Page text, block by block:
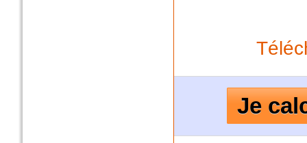
Je